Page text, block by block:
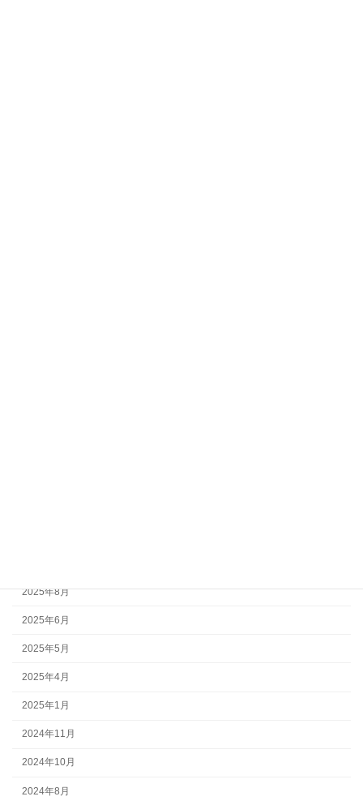
2025年8月
2025年6月
2025年5月
2025年4月
2025年1月
2024年11月
2024年10月
2024年8月